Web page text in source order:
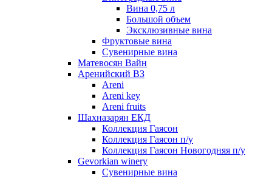
Вина 0,75 л
Большой объем
Эксклюзивные вина
Фруктовые вина
Cувенирные вина
Матевосян Вайн
Аренийский ВЗ
Areni
Areni key
Areni fruits
Шахназарян ЕКД
Коллекция Гаясон
Коллекция Гаясон п/у
Коллекция Гаясон Новогодняя п/у
Gevorkian winery
Сувенирные вина